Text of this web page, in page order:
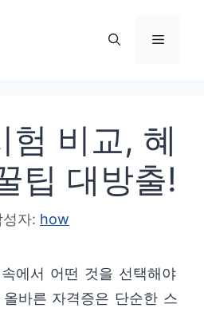
메
험 비교, 혜
팁 대방출!
성자: how
에서 어떤 것을 선택해야
바른 자격증은 단순한 스